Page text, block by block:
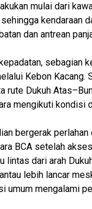
mulai dari
kendaraan
dan antrean
sebagian
Kebon Kacang.
rute Dukuh
mengikuti kondisi
bergerak perlahan
BCA setelah
lintas dari arah
lebih lancar
umum mengalami